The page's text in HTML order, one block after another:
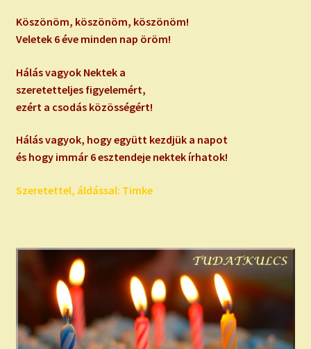
Köszönöm, köszönöm, köszönöm!
Veletek 6 éve minden nap öröm!
Hálás vagyok Nektek a
szeretetteljes figyelemért,
ezért a csodás közösségért!
Hálás vagyok, hogy együtt kezdjük a napot
és hogy immár 6 esztendeje nektek írhatok!
Szeretettel, áldással: Timke